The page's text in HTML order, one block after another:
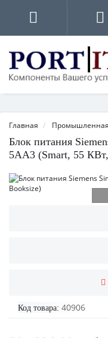
Главная
Блок питания
5AA3 (Smart, 55
Код товара: 40906